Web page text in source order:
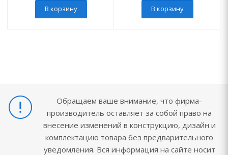
В корзину В корзину
Обращаем ваше внимание, что фирма-
производитель оставляет за собой право на
внесение изменений в конструкцию, дизайн и
комплектацию товара без предварительного
уведомления. Вся информация на сайте носит